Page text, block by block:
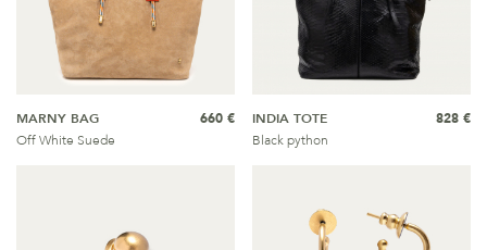
MARNY BAG
Off White Suede
660 €
INDIA TOTE
Black python
828 €